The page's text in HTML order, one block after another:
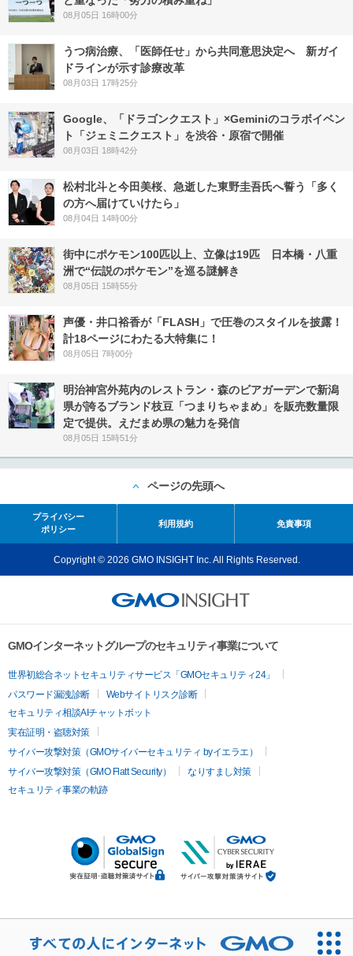
08月05日 16時00分
うつ病治療、「医師任せ」から共同意思決定へ 新ガイ
ドラインが示す診療改革
08月03日 17時25分
Google、「ドラゴンクエスト」×Geminiのコラボイベン
ト「ジェミニクエスト」を渋谷・原宿で開催
08月03日 18時42分
松村北斗と今田美桜、急逝した東野圭吾氏へ誓う「多く
の方へ届けていけたら」
08月04日 14時00分
街中にポケモン100匹以上、立像は19匹 日本橋・八重
洲で“伝説のポケモン”を巡る謎解き
08月05日 15時55分
声優・井口裕香が「FLASH」で圧巻のスタイルを披露！
計18ページにわたる大特集に！
08月05日 7時00分
明治神宮外苑内のレストラン・森のビアガーデンで新潟
県が誇るブランド枝豆「つまりちゃまめ」を販売数量限
定で提供。えだまめ県の魅力を発信
08月05日 15時51分
ページの先頭へ
プライバシー
ポリシー
利用規約 免責事項
Copyright © 2026 GMO INSIGHT Inc. All Rights Reserved.
GMOインターネットグループのセキュリティ事業について
世界初総合ネットセキュリティサービス「GMOセキュリティ24」
パスワード漏洩診断
Webサイトリスク診断
セキュリティ相談AIチャットボット
実在証明・盗聴対策
サイバー攻撃対策（GMOサイバーセキュリティ byイエラエ）
サイバー攻撃対策（GMO Flatt Security）
なりすまし対策
セキュリティ事業の軌跡